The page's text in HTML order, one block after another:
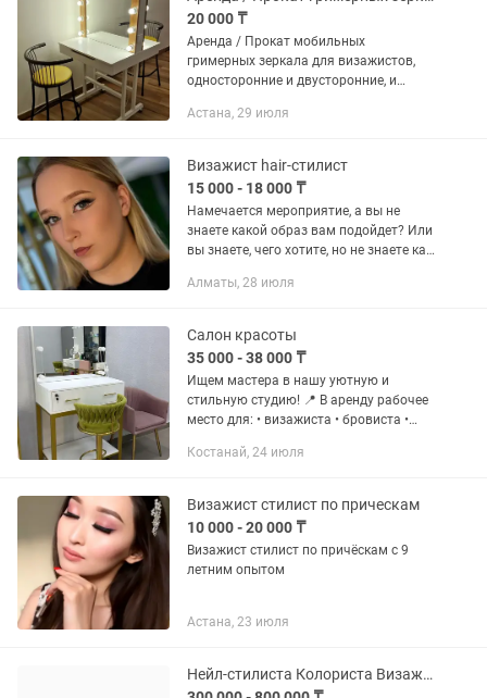
20 000 ₸
Аренда / Прокат мобильных
гримерных зеркала для визажистов,
односторонние и двусторонние, и
15.000тг в сутки Размер зеркала:
Астана, 29 июля
Визажист hair-стилист
15 000 - 18 000 ₸
Намечается мероприятие, а вы не
знаете какой образ вам подойдет? Или
вы знаете, чего хотите, но не знаете как
соберу вам полный образ со стойким
Алматы, 28 июля
Салон красоты
35 000 - 38 000 ₸
Ищем мастера в нашу уютную и
стильную студию! 📍 В аренду рабочее
место для: • визажиста • бровиста •
студии: ✨ современный интерьер ✨
Костанай, 24 июля
Визажист стилист по прическам
10 000 - 20 000 ₸
Визажист стилист по причёскам с 9
летним опытом
Астана, 23 июля
Нейл-стилиста Колориста Визажиста Косметолог